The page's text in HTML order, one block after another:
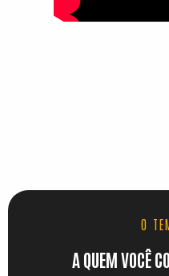
O
A QUEM VOCÊ